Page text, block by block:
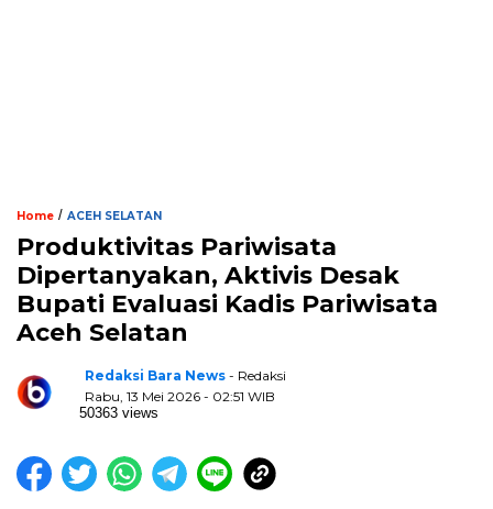
Home / ACEH SELATAN
Produktivitas Pariwisata
Dipertanyakan, Aktivis Desak
Bupati Evaluasi Kadis Pariwisata
Aceh Selatan
Redaksi Bara News - Redaksi
Rabu, 13 Mei 2026 - 02:51 WIB
50363 views